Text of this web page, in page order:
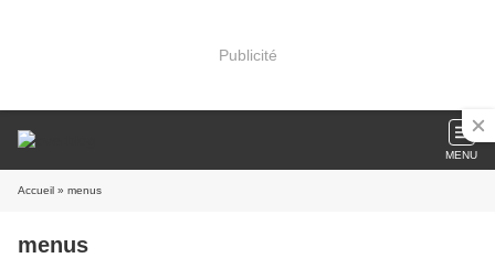
Publicité
MENU
Accueil » menus
menus